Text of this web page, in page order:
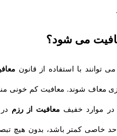
می شود؟
با استفاده از قانونمعافیت
شوند. معافیت کم خونی منجر
خفیفمعافیت از رزم در بر
کمتر باشد، بدون هیچ تبصره